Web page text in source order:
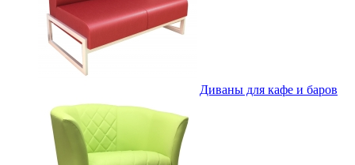
Диваны для кафе и баров